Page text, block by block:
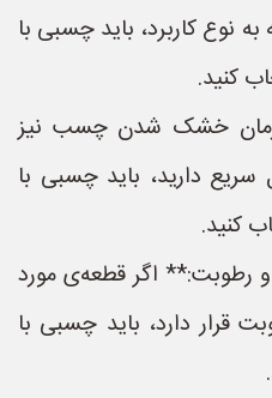
کاربرد، باید چسبی با
کنید.
خشک شدن چسب نیز
دارید، باید چسبی با
کنید.
رطوبت:** اگر قطعه‌ی مورد
قرار دارد، باید چسبی با